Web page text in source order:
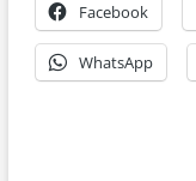
Facebook
WhatsApp